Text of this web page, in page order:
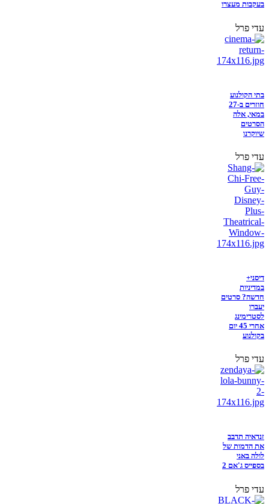
בעקבות מעצרו
עדי פרל
בתי הקולנוע
חוזרים ב-27
במאי, אלה
הסרטים
שיוקרנו
עדי פרל
דיסני+
במדיניות
חדשה? סרטים
יעברו
לסטרימינג
אחרי 45 יום
בקולנוע
עדי פרל
זנדאיה תדבב
את הדמות של
לולה באני
בספייס ג'אם 2
עדי פרל